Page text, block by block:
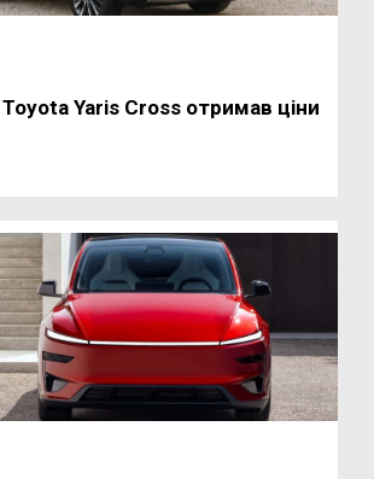
Yaris Cross отримав ціни